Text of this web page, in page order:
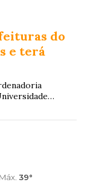
do
e terá
Máx. 39°